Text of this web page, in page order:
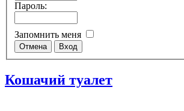
Пароль:
Запомнить меня
Кошачий туалет